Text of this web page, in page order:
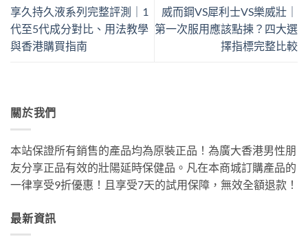
享久持久液系列完整評測｜1
代至5代成分對比、用法教學
與香港購買指南
威而鋼VS犀利士VS樂威壯｜
第一次服用應該點揀？四大選
擇指標完整比較
關於我們
本站保證所有銷售的產品均為原裝正品！為廣大香港男性朋
友分享正品有效的壯陽延時保健品。凡在本商城訂購產品的
一律享受9折優惠！且享受7天的試用保障，無效全額退款！
最新資訊